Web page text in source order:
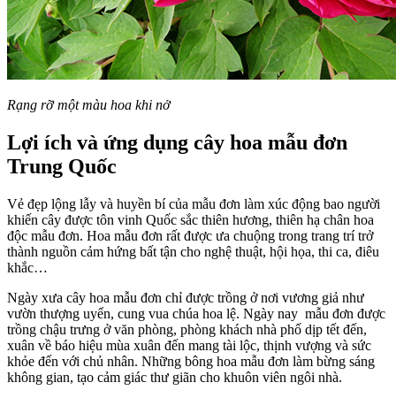
Rạng rỡ một màu hoa khi nở
Lợi ích và ứng dụng cây hoa mẫu đơn
Trung Quốc
Vẻ đẹp lộng lẫy và huyền bí của mẫu đơn làm xúc động bao người
khiến cây được tôn vinh Quốc sắc thiên hương, thiên hạ chân hoa
độc mẫu đơn. Hoa mẫu đơn rất được ưa chuộng trong trang trí trở
thành nguồn cảm hứng bất tận cho nghệ thuật, hội họa, thi ca, điêu
khắc…
Ngày xưa cây hoa mẫu đơn chỉ được trồng ở nơi vương giả như
vườn thượng uyển, cung vua chúa hoa lệ. Ngày nay mẫu đơn được
trồng chậu trưng ở văn phòng, phòng khách nhà phố dịp tết đến,
xuân về báo hiệu mùa xuân đến mang tài lộc, thịnh vượng và sức
khỏe đến với chủ nhân. Những bông hoa mẫu đơn làm bừng sáng
không gian, tạo cảm giác thư giãn cho khuôn viên ngôi nhà.